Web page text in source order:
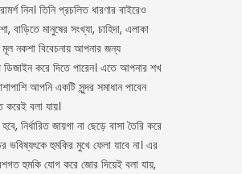
নিন। তিনি প্রচলিত ধারণার বাইরেও
বাড়িতে মানুষের সংখ্যা, চাহিদা, এলাকা
মূল নকশা বিবেচনায় আপনার জন্য
ডিজাইন করে দিতে পারেন। এতে আপনার শখ
আপনি একটি সুন্দর সমাধান পাবেন
করেই বলা যায়।
নির্ধারিত জায়গা না ছেড়ে বাসা তৈরি করে
ভবিষ্যৎকে হুমকির মুখে ফেলা যাবে না। এর
হুমকি যোগ করে জোর দিয়েই বলা যায়,